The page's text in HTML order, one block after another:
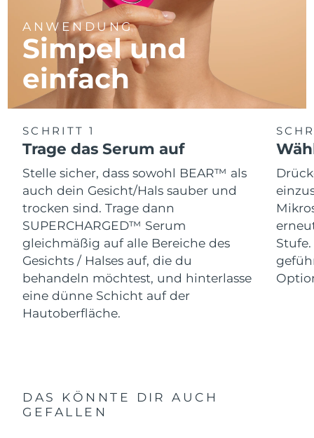
ANWENDUNG
Simpel und
einfach
SCHRITT 1
Trage das Serum auf
Stelle sicher, dass sowohl BEAR™ als
auch dein Gesicht/Hals sauber und
trocken sind. Trage dann
SUPERCHARGED™ Serum
gleichmäßig auf alle Bereiche des
Gesichts / Halses auf, die du
behandeln möchtest, und hinterlasse
eine dünne Schicht auf der
Hautoberfläche.
DAS KÖNNTE DIR AUCH
GEFALLEN